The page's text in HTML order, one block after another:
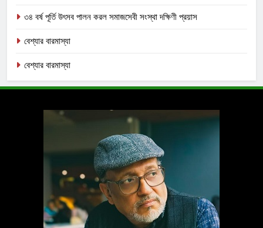
৩৪ বর্ষ পূর্তি উৎসব পালন করল সমাজসেবী সংস্থা দক্ষিণী প্রয়াস
বেশ্যার বারমাস্যা
বেশ্যার বারমাস্যা